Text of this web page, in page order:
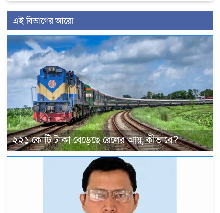
এই বিভাগের আরো
২২১ কোটি টাকা বেড়েছে রেলের আয়, কীভাবে?